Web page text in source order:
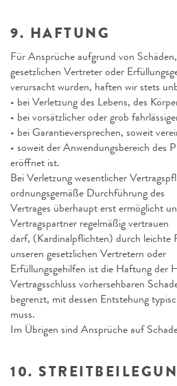
9. HAFTUNG
Für Ansprüche aufgrund von
gesetzlichen Vertreter oder
verursacht wurden, haften wir stets
• bei Verletzung des Lebens, des
• bei vorsätzlicher oder grob
• bei Garantieversprechen, soweit
• soweit der Anwendungsbereich des
eröffnet ist.
Bei Verletzung wesentlicher
ordnungsgemäße Durchführung des
Vertrages überhaupt erst ermöglicht
Vertragspartner regelmäßig vertrauen
darf, (Kardinalpflichten) durch leichte
unseren gesetzlichen Vertretern oder
Erfüllungsgehilfen ist die Haftung der
Vertragsschluss vorhersehbaren
begrenzt, mit dessen Entstehung
muss.
Im Übrigen sind Ansprüche auf
10.